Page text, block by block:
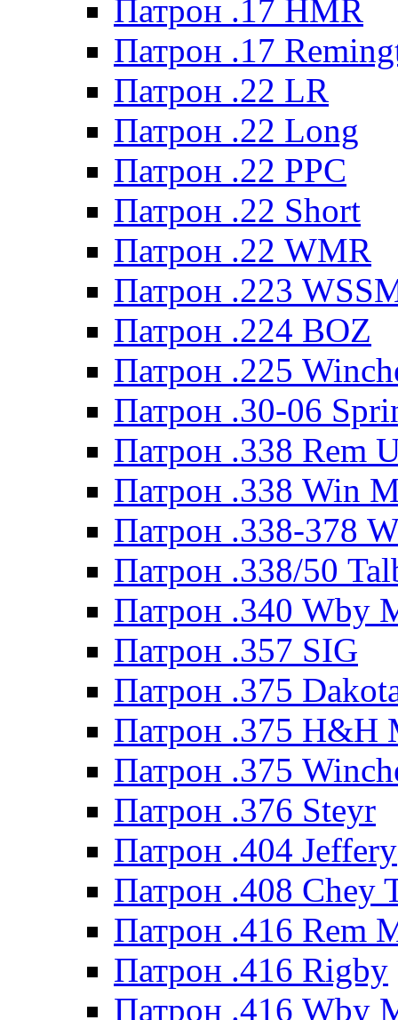
Патрон .17 HMR
Патрон .17
Патрон .22 LR
Патрон .22 Long
Патрон .22 PPC
Патрон .22 Short
Патрон .22 WMR
Патрон .223
Патрон .224 BOZ
Патрон .225
Патрон .30-06
Патрон .338 Rem
Патрон .338 Win
Патрон .338-378
Патрон .338/50
Патрон .340 Wby
Патрон .357 SIG
Патрон .375
Патрон .375 H&H
Патрон .375
Патрон .376 Steyr
Патрон .404 Jeffery
Патрон .408 Chey
Патрон .416 Rem
Патрон .416 Rigby
Патрон .416 Wby